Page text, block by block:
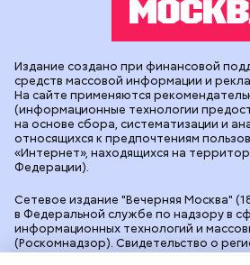
Сетевое издание "Вечерняя Москва"
в Федеральной службе по надзору в
информационных технологий и
(Роскомнадзор). Свидетельство о
90524 от 09.12.2025. Учредитель: АО
Издание создано при финансовой
средств массовой информации и
На сайте применяются
(информационные технологии
на основе сбора, систематизации и
относящихся к предпочтениям
«Интернет», находящихся на
Федерации).